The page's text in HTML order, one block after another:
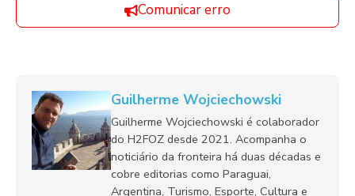
Comunicar erro
Guilherme Wojciechowski
Guilherme Wojciechowski é colaborador
do H2FOZ desde 2021. Acompanha o
noticiário da fronteira há duas décadas e
cobre editorias como Paraguai,
Argentina, Turismo, Esporte, Cultura e